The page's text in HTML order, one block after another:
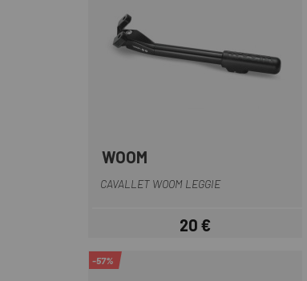
WOOM
CAVALLET WOOM LEGGIE
Preu
20 €
-57%